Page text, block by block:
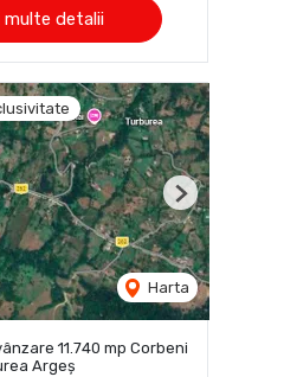
multe detalii
Harta
Next
11.740 mp Corbeni
Argeș